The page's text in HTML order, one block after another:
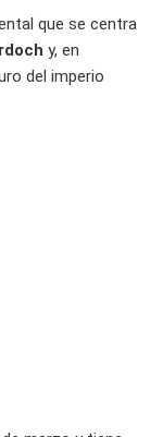
que se centra
y, en
del imperio